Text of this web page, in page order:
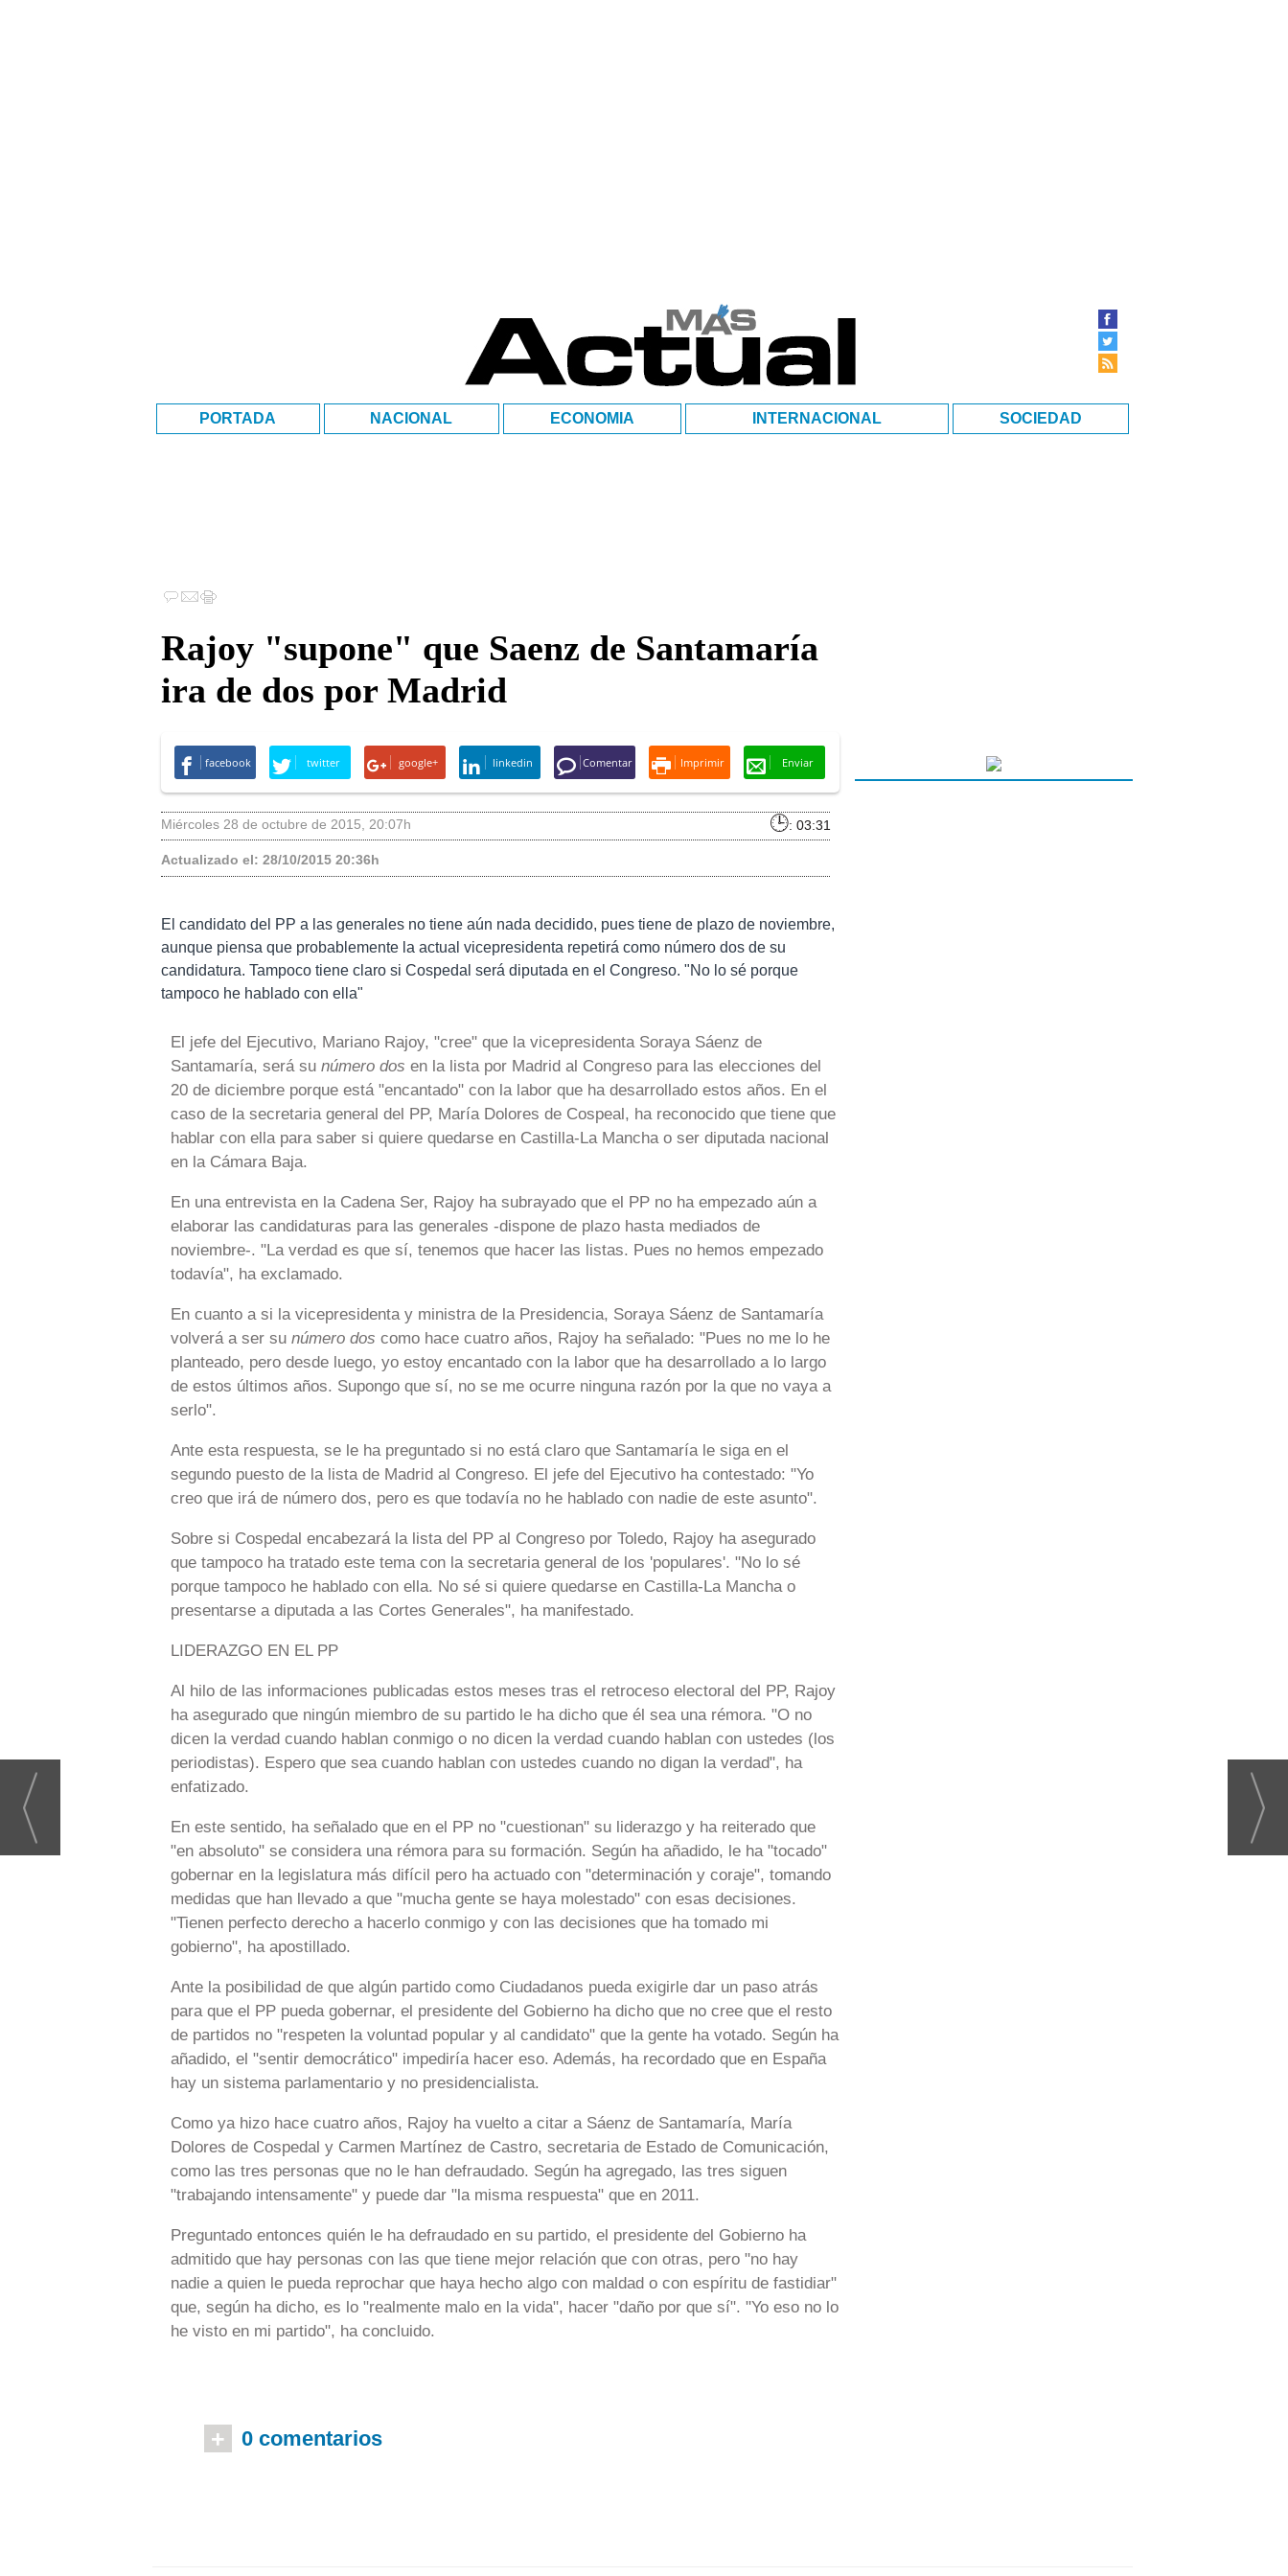
PORTADA NACIONAL ECONOMIA INTERNACIONAL SOCIEDAD
Rajoy "supone" que Saenz de Santamaría
ira de dos por Madrid
facebook twitter google+ linkedin Comentar Imprimir Enviar
miércoles 28 de octubre de 2015 20:07h : 03:31
Actualizado el: 28/10/2015 20:36h
El candidato del PP a las generales no tiene aún nada decidido, pues tiene de plazo de noviembre,
aunque piensa que probablemente la actual vicepresidenta repetirá como número dos de su
candidatura. Tampoco tiene claro si Cospedal será diputada en el Congreso. "No lo sé porque
tampoco he hablado con ella"
El jefe del Ejecutivo, Mariano Rajoy, "cree" que la vicepresidenta Soraya Sáenz de
Santamaría, será su número dos en la lista por Madrid al Congreso para las elecciones del
20 de diciembre porque está "encantado" con la labor que ha desarrollado estos años. En el
caso de la secretaria general del PP, María Dolores de Cospeal, ha reconocido que tiene que
hablar con ella para saber si quiere quedarse en Castilla-La Mancha o ser diputada nacional
en la Cámara Baja.
En una entrevista en la Cadena Ser, Rajoy ha subrayado que el PP no ha empezado aún a
elaborar las candidaturas para las generales -dispone de plazo hasta mediados de
noviembre-. "La verdad es que sí, tenemos que hacer las listas. Pues no hemos empezado
todavía", ha exclamado.
En cuanto a si la vicepresidenta y ministra de la Presidencia, Soraya Sáenz de Santamaría
volverá a ser su número dos como hace cuatro años, Rajoy ha señalado: "Pues no me lo he
planteado, pero desde luego, yo estoy encantado con la labor que ha desarrollado a lo largo
de estos últimos años. Supongo que sí, no se me ocurre ninguna razón por la que no vaya a
serlo".
Ante esta respuesta, se le ha preguntado si no está claro que Santamaría le siga en el
segundo puesto de la lista de Madrid al Congreso. El jefe del Ejecutivo ha contestado: "Yo
creo que irá de número dos, pero es que todavía no he hablado con nadie de este asunto".
Sobre si Cospedal encabezará la lista del PP al Congreso por Toledo, Rajoy ha asegurado
que tampoco ha tratado este tema con la secretaria general de los 'populares'. "No lo sé
porque tampoco he hablado con ella. No sé si quiere quedarse en Castilla-La Mancha o
presentarse a diputada a las Cortes Generales", ha manifestado.
LIDERAZGO EN EL PP
Al hilo de las informaciones publicadas estos meses tras el retroceso electoral del PP, Rajoy
ha asegurado que ningún miembro de su partido le ha dicho que él sea una rémora. "O no
dicen la verdad cuando hablan conmigo o no dicen la verdad cuando hablan con ustedes (los
periodistas). Espero que sea cuando hablan con ustedes cuando no digan la verdad", ha
enfatizado.
En este sentido, ha señalado que en el PP no "cuestionan" su liderazgo y ha reiterado que
"en absoluto" se considera una rémora para su formación. Según ha añadido, le ha "tocado"
gobernar en la legislatura más difícil pero ha actuado con "determinación y coraje", tomando
medidas que han llevado a que "mucha gente se haya molestado" con esas decisiones.
"Tienen perfecto derecho a hacerlo conmigo y con las decisiones que ha tomado mi
gobierno", ha apostillado.
Ante la posibilidad de que algún partido como Ciudadanos pueda exigirle dar un paso atrás
para que el PP pueda gobernar, el presidente del Gobierno ha dicho que no cree que el resto
de partidos no "respeten la voluntad popular y al candidato" que la gente ha votado. Según ha
añadido, el "sentir democrático" impediría hacer eso. Además, ha recordado que en España
hay un sistema parlamentario y no presidencialista.
Como ya hizo hace cuatro años, Rajoy ha vuelto a citar a Sáenz de Santamaría, María
Dolores de Cospedal y Carmen Martínez de Castro, secretaria de Estado de Comunicación,
como las tres personas que no le han defraudado. Según ha agregado, las tres siguen
"trabajando intensamente" y puede dar "la misma respuesta" que en 2011.
Preguntado entonces quién le ha defraudado en su partido, el presidente del Gobierno ha
admitido que hay personas con las que tiene mejor relación que con otras, pero "no hay
nadie a quien le pueda reprochar que haya hecho algo con maldad o con espíritu de fastidiar"
que, según ha dicho, es lo "realmente malo en la vida", hacer "daño por que sí". "Yo eso no lo
he visto en mi partido", ha concluido.
+ 0 comentarios